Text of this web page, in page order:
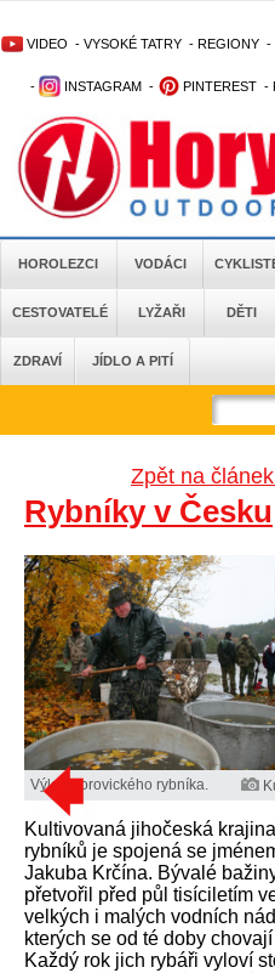
VIDEO - VYSOKÉ TATRY - REGIONY -
- INSTAGRAM - PINTEREST -
HOROLEZCI VODÁCI
CESTOVATELÉ LYŽAŘI DĚTI
ZDRAVÍ JÍDLO A PITÍ
Zpět na
Rybníky v Česku
Výlov Borovického rybníka.
Kultivovaná jihočeská
rybníků je spojená se
Jakuba Krčína. Bývalé
přetvořil před půl tisíciletím
velkých i malých vodních
kterých se od té doby chovají
Každý rok jich rybáři vyloví